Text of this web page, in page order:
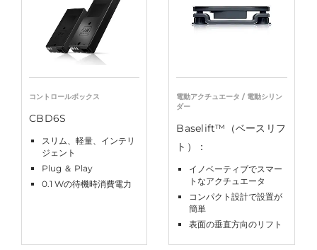
コントロールボックス
CBD6S
スリム、軽量、インテリ
ジェント
Plug ＆ Play
0.1 Wの待機時消費電力
電動アクチュエータ / 電動シリン
ダー
Baselift™（ベースリフ
ト）：
イノベーティブでスマー
トなアクチュエータ
コンパクト設計で設置が
簡単
表面の垂直方向のリフト